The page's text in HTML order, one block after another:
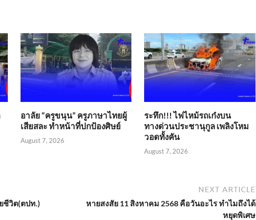
อาลัย “ครูขนุน” ครูภาษาไทยผู้
เสียสละ ทำหน้าที่ปกป้องศิษย์
August 7, 2026
ระทึก!!! ไฟไหม้รถเก๋งบน
ทางด่วนประชานุกูล เพลิงโหม
วอดทั้งคัน
August 7, 2026
ชีวิต(ตปท.)
NEXT ARTICLE
หายสงสัย 11 สิงหาคม 2568 คือวันอะไร ทำไมถึงได้
หยุดพิเศษ